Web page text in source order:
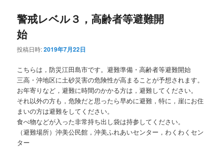
警戒レベル３，高齢者等避難開
始
投稿日時:2019年7月22日
こちらは，防災江田島市です。避難準備・高齢者等避難開始
三高・沖地区に土砂災害の危険性が高まることが予想されます。
お年寄りなど，避難に時間のかかる方は，避難してください。
それ以外の方も，危険だと思ったら早めに避難，特に，崖にお住
まいの方は避難をしてください。
食べ物などが入った非常持ち出し袋は持参してください。
（避難場所）沖美公民館，沖美ふれあいセンター，わくわくセン
ター